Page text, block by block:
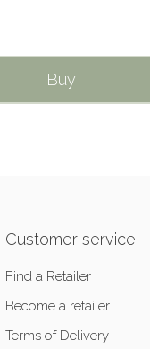
Buy
Customer service
Find a Retailer
Become a retailer
Terms of Delivery